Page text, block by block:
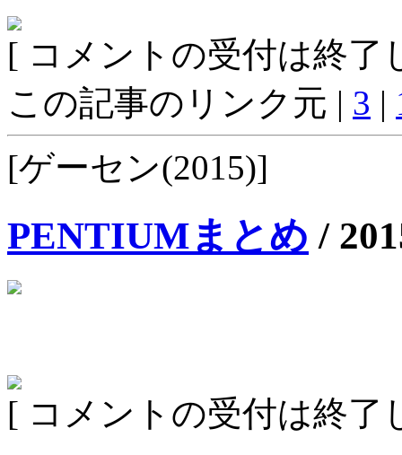
[ コメントの受付は終了
この記事のリンク元 | 3 |
[ゲーセン(2015)]
PENTIUMまとめ /
[ コメントの受付は終了